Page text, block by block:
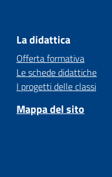
La didattica
Offerta formativa
Le schede didattiche
I progetti delle classi
Mappa del sito